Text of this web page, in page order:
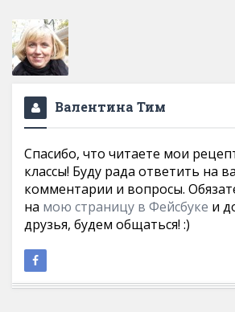
Валентина Тим
Спасибо, что читаете мои
классы! Буду рада ответить на
комментарии и вопросы.
на мою страницу в Фейсбуке и
друзья, будем общаться! :)